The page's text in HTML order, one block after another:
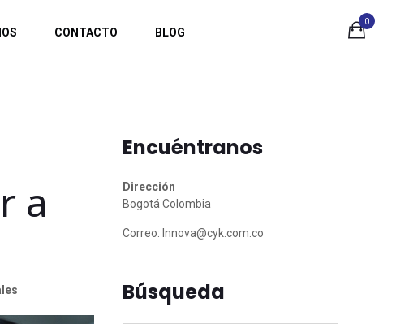
0
CONTACTO BLOG
a
Encuéntranos
Dirección
Bogotá Colombia
Correo: Innova@cyk.com.co
Búsqueda